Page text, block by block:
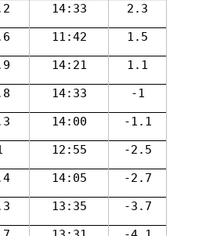
14:33 2.3
11:42 1.5
14:21 1.1
14:33 -1
14:00 -1.1
12:55 -2.5
14:05 -2.7
13:35 -3.7